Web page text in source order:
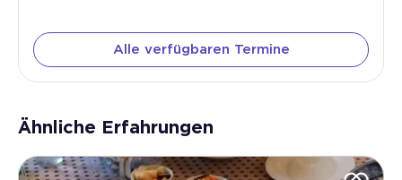
Alle verfügbaren Termine
Ähnliche Erfahrungen